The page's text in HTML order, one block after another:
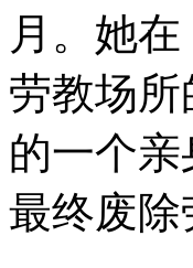
月。她
劳教场
的一个
最终废除